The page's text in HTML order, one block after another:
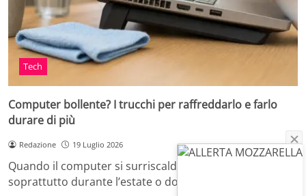
Tech
Computer bollente? I trucchi per raffreddarlo e farlo
durare di più
Redazione 19 Luglio 2026
Quando il computer si surriscalda, in casa o in ufficio,
soprattutto durante l’estate o dopo…